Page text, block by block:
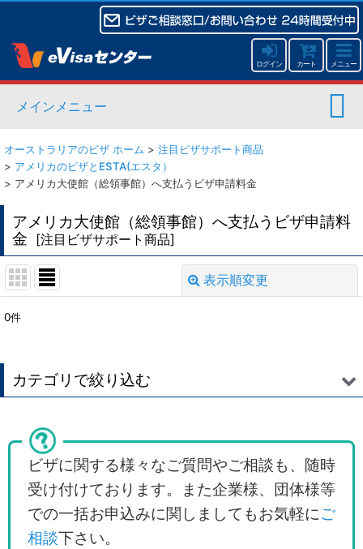
ログイン カート メニュー
メインメニュー
オーストラリアのビザ ホーム > 注目ビザサポート商品
> アメリカのビザとESTA(エスタ）
> アメリカ大使館（総領事館）へ支払うビザ申請料金
アメリカ大使館（総領事館）へ支払うビザ申請料
金
[注目ビザサポート商品]
表示順変更
表示数
並び順:
0件
カテゴリで絞り込む
アメリカのビザとESTA(エスタ） (全商品)
ESTA エスタ 電子渡航認証システム
観光ビザ・商用ビザ B-1 B-2
学生・留学・交流訪問
ビザに関する様々なご質問やご相談も、随時
受け付けております。また企業様、団体様等
での一括お申込みに関しましてもお気軽にご
相談下さい。